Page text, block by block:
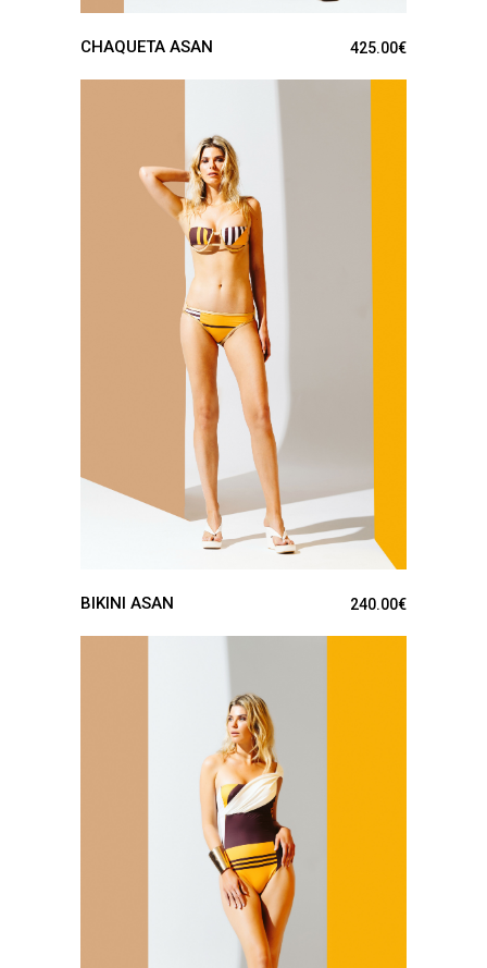
CHAQUETA ASAN 425.00€
VER PRODUCTO
BIKINI ASAN 240.00€
VER PRODUCTO